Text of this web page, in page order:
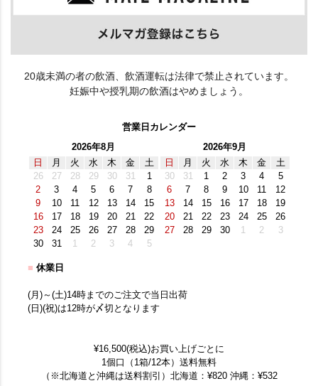
20歳未満の者の飲酒、飲酒運転は法律で禁止されています。
妊娠中や授乳期の飲酒はやめましょう。
営業日カレンダー
2026年8月
日
月 火 水 木 金
土
26
27 28 29 30 31
1
2
3 4 5 6 7
8
9
10 11 12 13 14
15
16
17 18 19 20 21
22
23
24 25 26 27 28
29
30
31 1 2 3 4 5
2026年9月
日
月 火 水 木 金
土
30
31 1 2 3 4
5
6
7 8 9 10 11
12
13
14 15 16 17 18
19
20
21 22 23 24 25
26
27
28 29 30 1 2 3
■ 休業日
(月)～(土)14時までのご注文で当日出荷
(日)(祝)は12時が〆切となります
¥16,500(税込)お買い上げごとに
1個口（1箱/12本）送料無料
（※北海道と沖縄は送料割引）北海道：¥820 沖縄：¥532